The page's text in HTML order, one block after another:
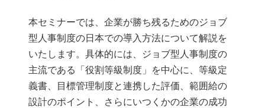
本セミナーでは、企業が勝ち残るためのジョブ
型人事制度の日本での導入方法について解説を
いたします。具体的には、ジョブ型人事制度の
主流である「役割等級制度」を中心に、等級定
義書、目標管理制度と連携した評価、範囲給の
設計のポイント、さらにいつくかの企業の成功